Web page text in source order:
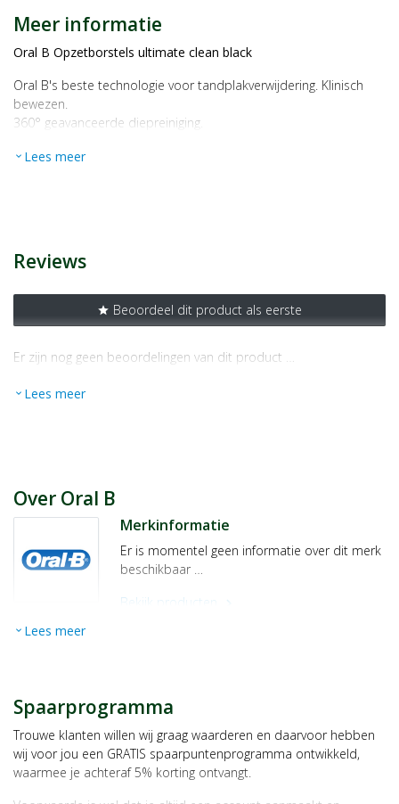
Meer informatie
Oral B Opzetborstels ultimate clean black
Oral B's beste technologie voor tandplakverwijdering. Klinisch
bewezen.
360° geavanceerde diepreiniging.
Gebruik
Postbus 1345
expand_more Lees meer
Reviews
star Beoordeel dit product als eerste
Er zijn nog geen beoordelingen van dit product …
expand_more Lees meer
Over Oral B
Merkinformatie
Er is momentel geen informatie over dit merk
beschikbaar …
Bekijk producten
chevron_right
expand_more Lees meer
Spaarprogramma
Trouwe klanten willen wij graag waarderen en daarvoor hebben
wij voor jou een GRATIS spaarpuntenprogramma ontwikkeld,
waarmee je achteraf 5% korting ontvangt.